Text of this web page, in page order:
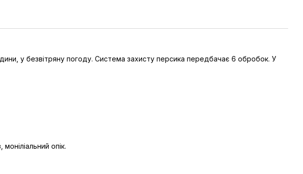
у безвітряну погоду. Система захисту персика передбачає 6 обробок. У
опік.